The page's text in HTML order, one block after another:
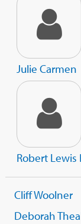
Julie Carmen
Robert Lewis
Cliff Woolner
Deborah